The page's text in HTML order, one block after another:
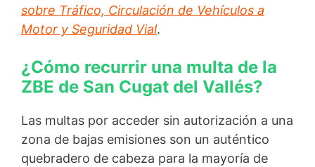
sobre Tráfico, Circulación de Vehículos a
Motor y Seguridad Vial.
¿Cómo recurrir una multa de la
ZBE de San Cugat del Vallés?
Las multas por acceder sin autorización a una
zona de bajas emisiones son un auténtico
quebradero de cabeza para la mayoría de